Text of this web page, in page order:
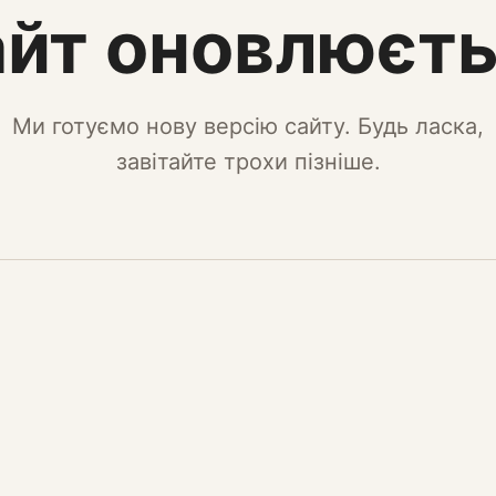
Ми готуємо нову версію сайту. Будь ласка,
завітайте трохи пізніше.